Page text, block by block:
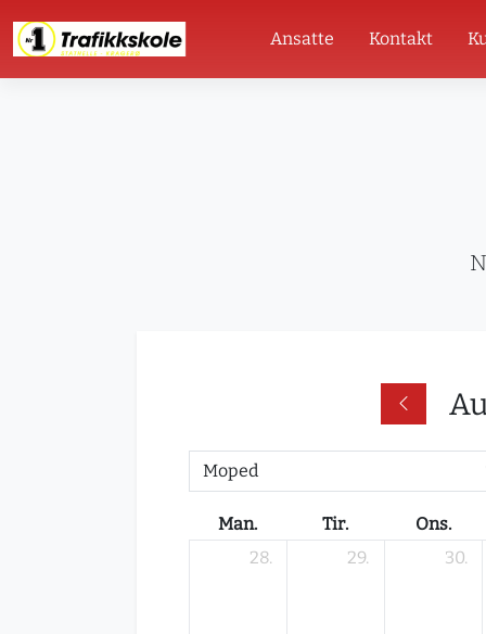
Ansatte Kontakt
Man. Tir. Ons.
28.
29. 30.